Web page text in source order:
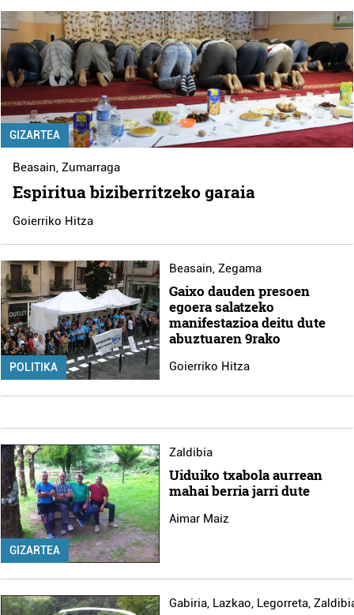
GIZARTEA
Beasain,Zumarraga
Espiritua biziberritzeko garaia
Goierriko Hitza
POLITIKA
Beasain, Zegama
Gaixo dauden presoen
egoera salatzeko
manifestazioa deitu dute
abuztuaren 9rako
Goierriko Hitza
GIZARTEA
Zaldibia
Uiduiko txabola aurrean
mahai berria jarri dute
Aimar Maiz
Gabiria, Lazkao Legorreta,